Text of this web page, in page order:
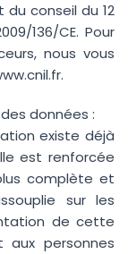
conseil du 12
136/CE. Pour
nous vous
données :
existe déjà
est renforcée
complète et
sur les
de cette
aux personnes